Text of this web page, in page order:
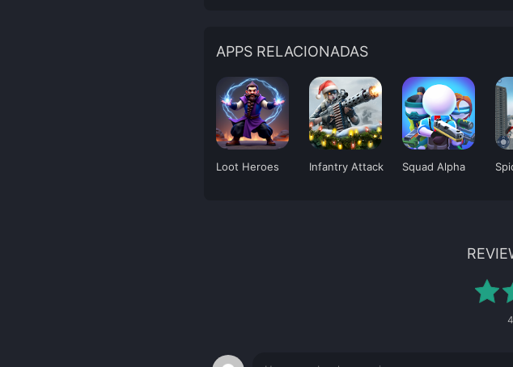
APPS RELACIONADAS
Loot Heroes Infantry Attack Squad Alpha